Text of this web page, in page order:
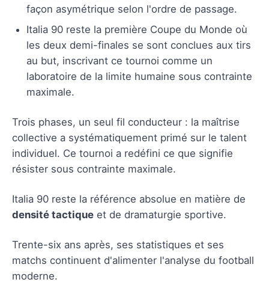
façon asymétrique selon l'ordre de passage.
Italia 90 reste la première Coupe du Monde où
les deux demi-finales se sont conclues aux tirs
au but, inscrivant ce tournoi comme un
laboratoire de la limite humaine sous contrainte
maximale.
Trois phases, un seul fil conducteur : la maîtrise
collective a systématiquement primé sur le talent
individuel. Ce tournoi a redéfini ce que signifie
résister sous contrainte maximale.
Italia 90 reste la référence absolue en matière de
densité tactique et de dramaturgie sportive.
Trente-six ans après, ses statistiques et ses
matchs continuent d'alimenter l'analyse du football
moderne.